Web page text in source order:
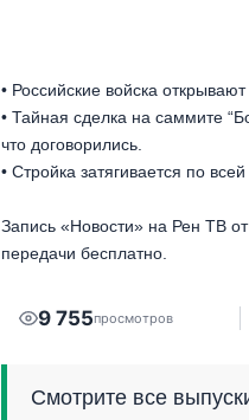
• Российские войска
• Тайная сделка на саммите
что договорились.
• Стройка затягивается по
Запись «Новости» на Рен ТВ
передачи бесплатно.
9 755просмотров
Смотрите все